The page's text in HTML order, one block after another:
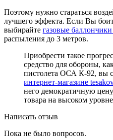
Поэтому нужно стараться
лучшего эффекта. Если Вы
выбирайте газовые
распыления до 3 метров.
Приобрести такое
средство для обороны,
пистолета ОСА К-92, вы
интернет-магазине
него демократичную
товара на высоком
Написать отзыв
Пока не было вопросов.